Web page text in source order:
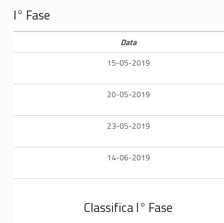
t
C
–
n
I° Fase
Data
15-05-2019
20-05-2019
23-05-2019
14-06-2019
Classifica I° Fase